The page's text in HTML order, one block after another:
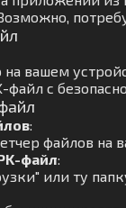
вашем
с
:
файлов на
файл:
или ту